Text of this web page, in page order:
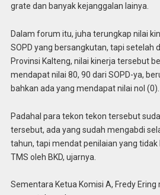
grate dan banyak kejanggalan lainya.
Dalam forum itu, juha terungkap nilai
SOPD yang bersangkutan, tapi setelah
Provinsi Kalteng, nilai kinerja tersebut
mendapat nilai 80, 90 dari SOPD-ya,
bahkan ada yang mendapat nilai nol (0).
Padahal para tekon tekon tersebut
tersebut, ada yang sudah mengabdi
tahun, tapi mendat penilaian yang tidak
TMS oleh BKD, ujarnya.
Sementara Ketua Komisi A, Fredy